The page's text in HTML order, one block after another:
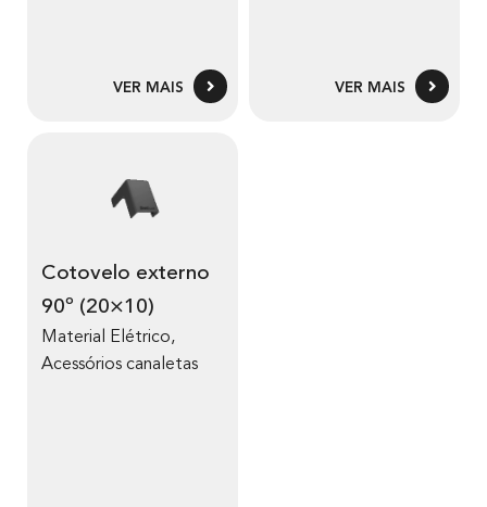
VER MAIS VER MAIS
Cotovelo externo
90º (20×10)
Material Elétrico,
Acessórios canaletas